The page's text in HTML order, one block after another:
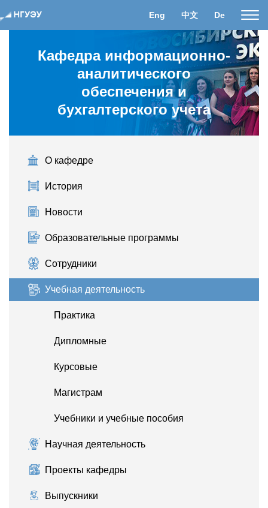
Eng 中文 De
Кафедра информационно-
аналитического
обеспечения и
бухгалтерского учета
О кафедре
История
Новости
Образовательные программы
Сотрудники
Учебная деятельность
Практика
Дипломные
Курсовые
Магистрам
Учебники и учебные пособия
Научная деятельность
Проекты кафедры
Выпускники